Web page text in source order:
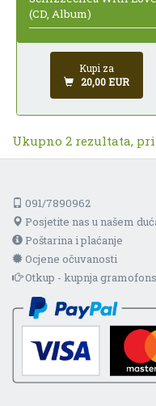
(CD, Album)
Kupi za
20,00 EUR
Ukupno 2 rezultata,
091/7890962
Posjetite nas u našem
Poštarina i plaćanje
Ocjene očuvanosti
Otkup - kupnja